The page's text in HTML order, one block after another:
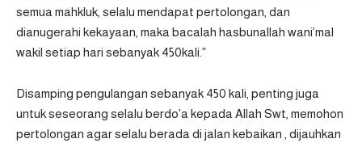
semua mahkluk, selalu mendapat pertolongan, dan
dianugerahi kekayaan, maka bacalah hasbunallah wani’mal
wakil setiap hari sebanyak 450kali.”
Disamping pengulangan sebanyak 450 kali, penting juga
untuk seseorang selalu berdo’a kepada Allah Swt, memohon
pertolongan agar selalu berada di jalan kebaikan , dijauhkan